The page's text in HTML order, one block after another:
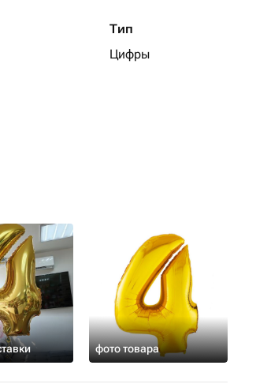
Тип
Цифры
фото товара